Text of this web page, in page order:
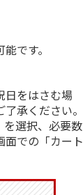
です。
をはさむ場
承ください。
選択、必要数
面での「カート